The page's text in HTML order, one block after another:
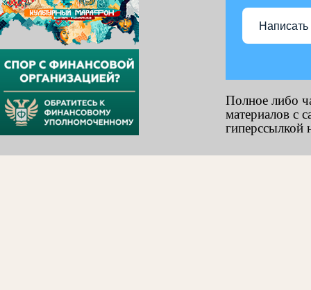
Написать
Полное либо
материалов с
гиперссылкой